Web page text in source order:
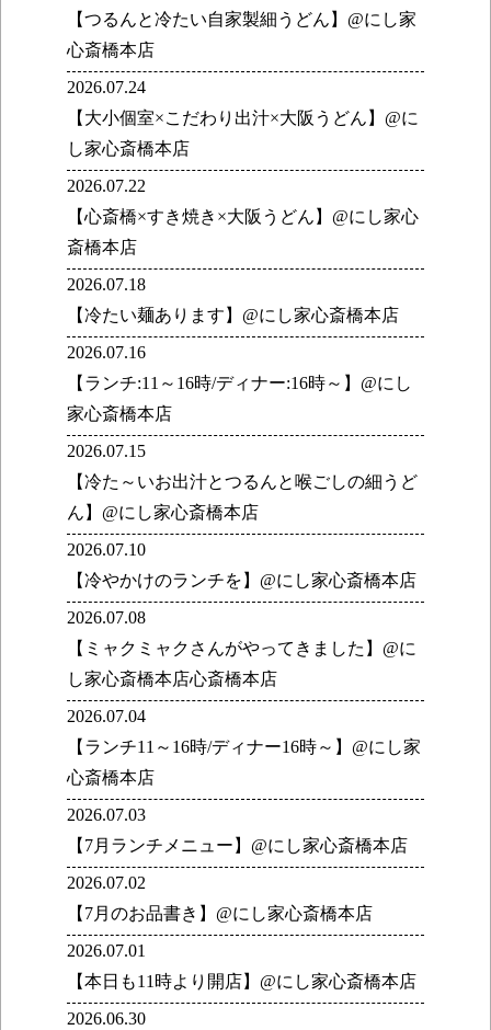
【つるんと冷たい自家製細うどん】@にし家
心斎橋本店
2026.07.24
【大小個室×こだわり出汁×大阪うどん】@に
し家心斎橋本店
2026.07.22
【心斎橋×すき焼き×大阪うどん】@にし家心
斎橋本店
2026.07.18
【冷たい麺あります】@にし家心斎橋本店
2026.07.16
【ランチ:11～16時/ディナー:16時～】@にし
家心斎橋本店
2026.07.15
【冷た～いお出汁とつるんと喉ごしの細うど
ん】@にし家心斎橋本店
2026.07.10
【冷やかけのランチを】@にし家心斎橋本店
2026.07.08
【ミャクミャクさんがやってきました】@に
し家心斎橋本店心斎橋本店
2026.07.04
【ランチ11～16時/ディナー16時～】@にし家
心斎橋本店
2026.07.03
【7月ランチメニュー】@にし家心斎橋本店
2026.07.02
【7月のお品書き】@にし家心斎橋本店
2026.07.01
【本日も11時より開店】@にし家心斎橋本店
2026.06.30